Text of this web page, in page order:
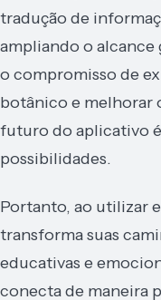
tradução de
ampliando o
o compromisso de
botânico e melhorar
futuro do aplicativo
possibilidades.
Portanto, ao utilizar
transforma suas
educativas e
conecta de maneira